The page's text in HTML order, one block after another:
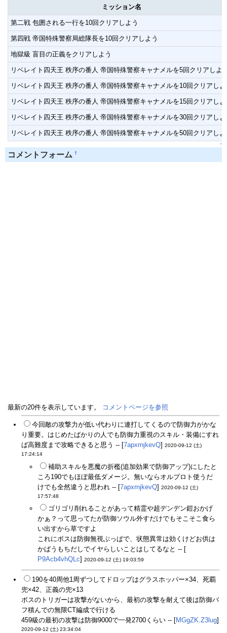
ミッション名
第二戦 包囲される一行を10回クリアしよう
第四戦 帝国特殊警察局総隊長を10回クリアしよう
地獄級 盲目の正義をクリアしよう
リベレイト四天王 秩序の番人 帝国特殊警察キャナメルを5回クリアしよ
リベレイト四天王 秩序の番人 帝国特殊警察キャナメルを10回クリアし
リベレイト四天王 秩序の番人 帝国特殊警察キャナメルを15回クリアし
リベレイト四天王 秩序の番人 帝国特殊警察キャナメルを30回クリアし
リベレイト四天王 秩序の番人 帝国特殊警察キャナメルを50回クリアし
↑
コメントフォーム †
最新の20件を表示しています。 コメントページを参照
今回敵の攻撃力が低い代わりに連打してくるので防御力がかな
り重要。はじめたばかりの人でも防御力重視のスキル・装備にすれ
ば高難度まで攻略できると思う -- [7apxrnjkevQ] 2020-09-12 (土)
17:24:14
補助スキルを悪魔の折檻(追加効果で防御アップ)にしたと
ころ190でもほぼ最低ダメージ。無いならオルプロト使うだ
けでも全然違うと思われ -- [7apxrnjkevQ] 2020-09-12 (土)
17:57:48
ゴリゴリ削れることがあって精霊や超デンデン鎧おかげ
かぁ？って思ってたが防御ソウル外すだけでもそこそこ食ら
い出すから草ですよ
これにボスは防御無視ぶっぱで、状態異常は効くけどお供は
かばうもちだしでイヤらしいことはしてるなと -- [
P9Acb4vhQLc] 2020-09-12 (土) 19:03:59
190を40周他1周ずつしてドロップはグラスホッパー×34、死覇
兜×42、正義の兜×13
ボスのトリガーは攻撃がないから、最初の攻撃を耐えて後は防御バ
フ積んでの無限CT編成で行ける
459級の最初の攻撃は防御9000で一発2700くらい -- [MGgZK.Z3lug]
2020-09-12 (土) 23:34:04